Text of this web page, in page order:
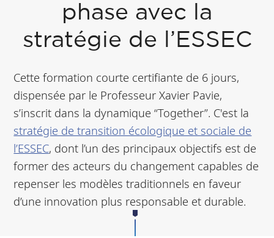
phase avec la
stratégie de l’ESSEC
Cette formation courte certifiante de 6 jours,
dispensée par le Professeur Xavier Pavie,
s’inscrit dans la dynamique “Together”. C'est la
stratégie de transition écologique et sociale de
l’ESSEC, dont l’un des principaux objectifs est de
former des acteurs du changement capables de
repenser les modèles traditionnels en faveur
d’une innovation plus responsable et durable.